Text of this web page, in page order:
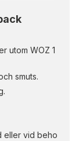
utom WOZ 1
smuts.
eller vid beho